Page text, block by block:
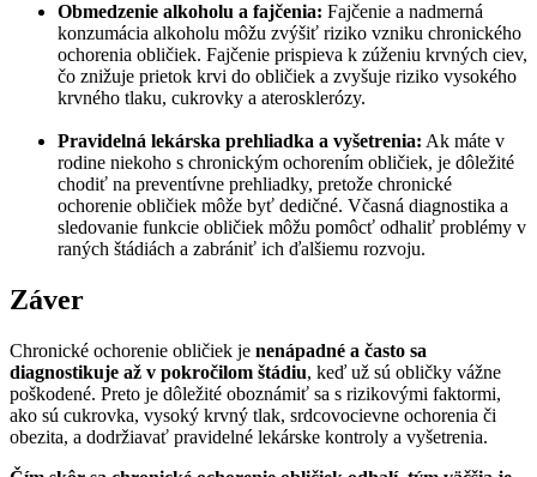
Obmedzenie alkoholu a fajčenia: Fajčenie a nadmerná
konzumácia alkoholu môžu zvýšiť riziko vzniku chronického
ochorenia obličiek. Fajčenie prispieva k zúženiu krvných ciev,
čo znižuje prietok krvi do obličiek a zvyšuje riziko vysokého
krvného tlaku, cukrovky a aterosklerózy.
Pravidelná lekárska prehliadka a vyšetrenia: Ak máte v
rodine niekoho s chronickým ochorením obličiek, je dôležité
chodiť na preventívne prehliadky, pretože chronické
ochorenie obličiek môže byť dedičné. Včasná diagnostika a
sledovanie funkcie obličiek môžu pomôcť odhaliť problémy v
raných štádiách a zabrániť ich ďalšiemu rozvoju.
Záver
Chronické ochorenie obličiek je nenápadné a často sa
diagnostikuje až v pokročilom štádiu, keď už sú obličky vážne
poškodené. Preto je dôležité oboznámiť sa s rizikovými faktormi,
ako sú cukrovka, vysoký krvný tlak, srdcovocievne ochorenia či
obezita, a dodržiavať pravidelné lekárske kontroly a vyšetrenia.